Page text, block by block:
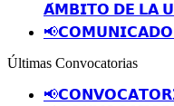
𝗔́𝗠𝗕𝗜𝗧𝗢 𝗗𝗘 𝗟𝗔
📢𝗖𝗢𝗠𝗨𝗡𝗜𝗖𝗔𝗗𝗢
Últimas Convocatorias